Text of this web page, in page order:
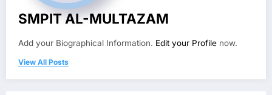
SMPIT AL-MULTAZAM
Add your Biographical Information. Edit your Profile now.
View All Posts